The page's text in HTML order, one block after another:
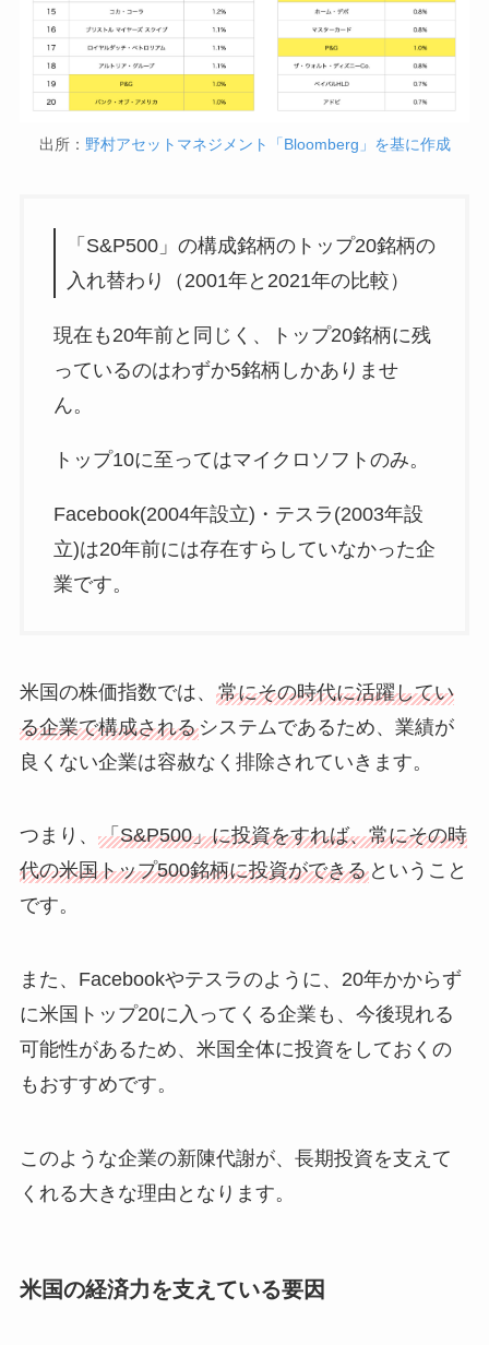
出所： 野村アセットマネジメント「Bloomberg」を基に作成
「S&P500」の構成銘柄のトップ20銘柄の
入れ替わり（2001年と2021年の比較）
現在も20年前と同じく、トップ20銘柄に残
っているのはわずか5銘柄しかありませ
ん。
トップ10に至ってはマイクロソフトのみ。
Facebook(2004年設立)・テスラ(2003年設
立)は20年前には存在すらしていなかった企
業です。
米国の株価指数では、 常にその時代に活躍してい
る企業で構成されるシステムであるため、業績が
良くない企業は容赦なく排除されていきます。
つまり、 「S&P500」に投資をすれば、常にその時
代の米国トップ500銘柄に投資ができるということ
です。
また、Facebookやテスラのように、20年かからず
に米国トップ20に入ってくる企業も、今後現れる
可能性があるため、米国全体に投資をしておくの
もおすすめです。
このような企業の新陳代謝が、長期投資を支えて
くれる大きな理由となります。
米国の経済力を支えている要因